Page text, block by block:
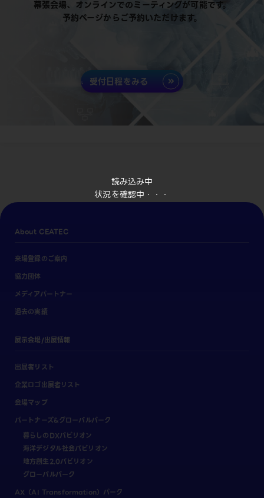
読み込み中
状況を確認中・・・
幕張会場、オンラインでのミーティングが可能です。
予約ページからご予約いただけます。
受付日程をみる
About CEATEC
来場登録のご案内
協力団体
メディアパートナー
過去の実績
展示会場/出展情報
出展者リスト
企業ロゴ出展者リスト
会場マップ
パートナーズ&グローバルパーク
暮らしのDXパビリオン
海洋デジタル社会パビリオン
地方創生2.0パビリオン
グローバルパーク
AX（AI Transformation）パーク